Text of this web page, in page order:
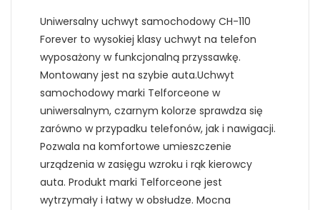
Uniwersalny uchwyt samochodowy CH-110
Forever to wysokiej klasy uchwyt na telefon
wyposażony w funkcjonalną przyssawkę.
Montowany jest na szybie auta.Uchwyt
samochodowy marki Telforceone w
uniwersalnym, czarnym kolorze sprawdza się
zarówno w przypadku telefonów, jak i nawigacji.
Pozwala na komfortowe umieszczenie
urządzenia w zasięgu wzroku i rąk kierowcy
auta. Produkt marki Telforceone jest
wytrzymały i łatwy w obsłudze. Mocna